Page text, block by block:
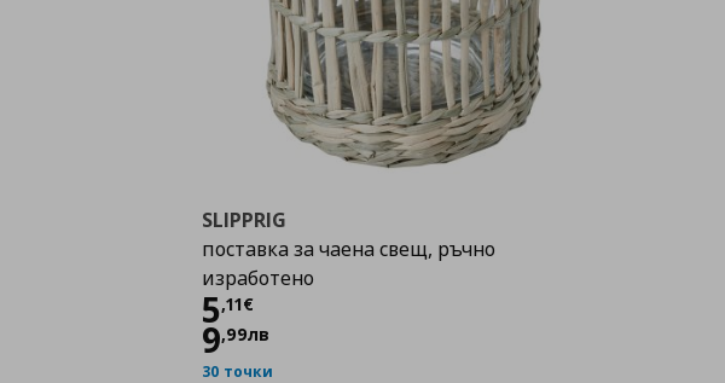
SLIPPRIG
поставка за чаена свещ, ръчно
изработено
5,11€
Цена
9,99лв
30 точки